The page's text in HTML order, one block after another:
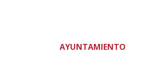
AYUNTAMIENTO